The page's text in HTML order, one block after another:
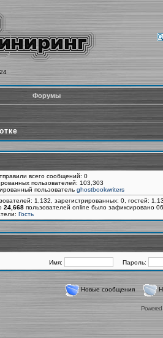
Форумы
всего сообщений: 0
пользователей: 103,303
пользователь ghostbookwriters
1,132, зарегистрированных: 0, гостей:
24,668 пользователей online было зафиксировано
Гость
Имя: Пароль:
Новые сообщения